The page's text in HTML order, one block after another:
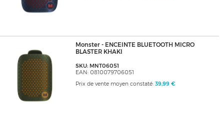
Monster - ENCEINTE BLUETOOTH MICRO
BLASTER KHAKI
SKU: MNT06051
EAN: 0810079706051
Prix de vente moyen constaté: 39,99 €